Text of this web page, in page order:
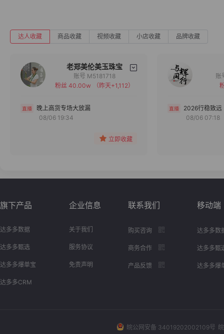
达人收藏 商品收藏 视频收藏 小店收藏 品牌收藏
老郑美伦美玉珠宝
备注
分组
账号 M5181718
粉丝 40.00w
（昨天+1,112）
晚上高货专场大放漏
08/06 19:34
立即收藏
2026行稳致远
08/06 07:18
旗下产品
达多多数据
达多多甄选
达多多爆单宝
达多多CRM
企业信息
关于我们
服务协议
免责声明
联系我们
购买咨询
商务合作
产品反馈
移动端
达多多数
达多多甄
达多多爆
皖公网安备 34019202002109号